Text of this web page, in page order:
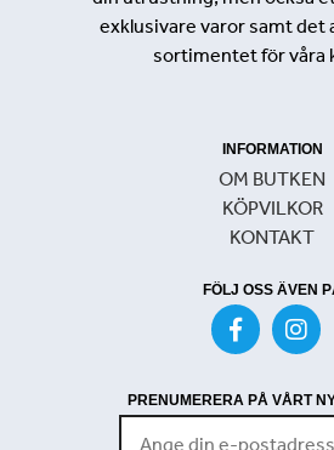
exklusivare varor samt det
sortimentet för våra
INFORMATION
OM BUTKEN
KÖPVILKOR
KONTAKT
FÖLJ OSS ÄVEN
PRENUMERERA PÅ VÅRT